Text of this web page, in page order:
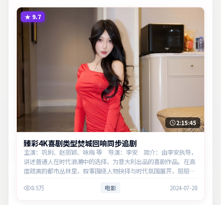
★ 9.7
2:15:45
臻彩4K喜剧类型焚城回响同步追剧
主演：巩俐、赵丽颖、咏梅 等 导演：李安 简介：由李安执导，
讲述普通人在时代浪潮中的选择，为意大利出品的喜剧作品。在高
度疏离的都市丛林里，叙事围绕人物抉择与时代氛围展开，层层剥
意义。
8.5万 电影 2024-07-28